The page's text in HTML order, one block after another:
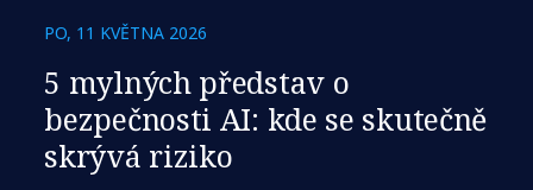
PO, 11 KVĚTNA 2026
5 mylných představ o
bezpečnosti AI: kde se skutečně
skrývá riziko